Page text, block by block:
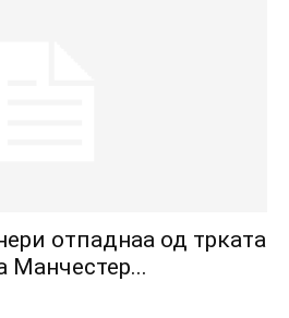
отпаднаа од трката
Манчестер...